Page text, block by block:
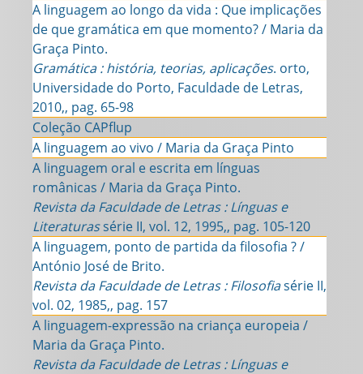
A linguagem ao longo da vida : Que implicações
de que gramática em que momento? / Maria da
Graça Pinto.
Gramática : história, teorias, aplicações. orto,
Universidade do Porto, Faculdade de Letras,
2010,, pag. 65-98
Coleção CAPflup
A linguagem ao vivo / Maria da Graça Pinto
A linguagem oral e escrita em línguas
românicas / Maria da Graça Pinto.
Revista da Faculdade de Letras : Línguas e
Literaturassérie II, vol. 12, 1995,, pag. 105-120
A linguagem, ponto de partida da filosofia ? /
António José de Brito.
Revista da Faculdade de Letras : Filosofiasérie II,
vol. 02, 1985,, pag. 157
A linguagem-expressão na criança europeia /
Maria da Graça Pinto.
Revista da Faculdade de Letras : Línguas e